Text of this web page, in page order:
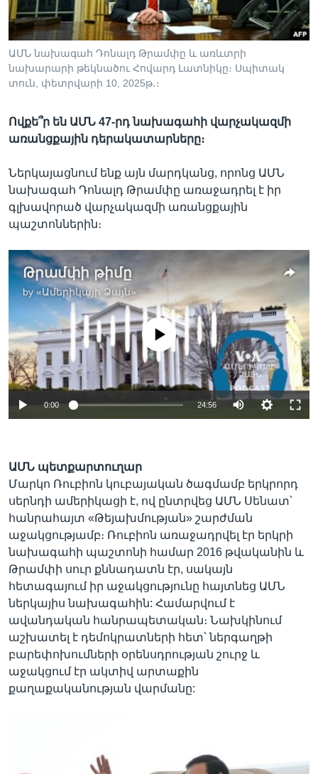
Լեզուներ
ԱՄՆ նախագահ Դոնալդ Թրամփը և առևտրի
նախարարի թեկնածու Հովարդ Լատնիկը։ Սպիտակ
տուն, փետրվարի 10, 2025թ․։
Ովքե՞ր են ԱՄՆ 47-րդ նախագահի վարչակազմի
առանցքային դերակատարները։
Ներկայացնում ենք այն մարդկանց, որոնց ԱՄՆ
նախագահ Դոնալդ Թրամփը առաջադրել է իր
գլխավորած վարչակազմի առանցքային
պաշտոններին։
Թրամփի թիմը
by «Ամերիկայի Ձայն»
Auto 240p 360p 480p
720p 1080p
No media source currently available
0:00 24:56 Auto
480p
720p
1080p
ԱՄՆ պետքարտուղար
Մարկո Ռուբիոն կուբայական ծագմամբ երկրորդ
սերնդի ամերիկացի է, ով ընտրվեց ԱՄՆ Սենատ՝
հանրահայտ «Թեյախմության» շարժման
աջակցությամբ։ Ռուբիոն առաջադրվել էր երկրի
նախագահի պաշտոնի համար 2016 թվականին և
Թրամփի սուր քննադատն էր, սակայն
հետագայում իր աջակցությունը հայտնեց ԱՄՆ
ներկայիս նախագահին: Համարվում է
ավանդական հանրապետական։ Նախկինում
աշխատել է դեմոկրատների հետ՝ ներգաղթի
բարեփոխումների օրենսդրության շուրջ և
աջակցում էր ակտիվ արտաքին
քաղաքականության վարմանը: